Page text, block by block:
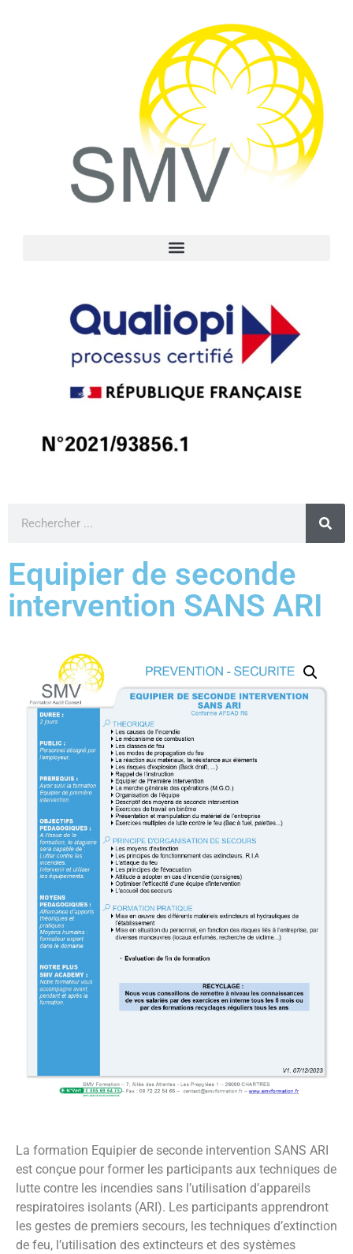
Equipier de seconde
intervention SANS ARI
La formation Equipier de seconde intervention SANS ARI
est conçue pour former les participants aux techniques de
lutte contre les incendies sans l’utilisation d’appareils
respiratoires isolants (ARI). Les participants apprendront
les gestes de premiers secours, les techniques d’extinction
de feu, l’utilisation des extincteurs et des systèmes